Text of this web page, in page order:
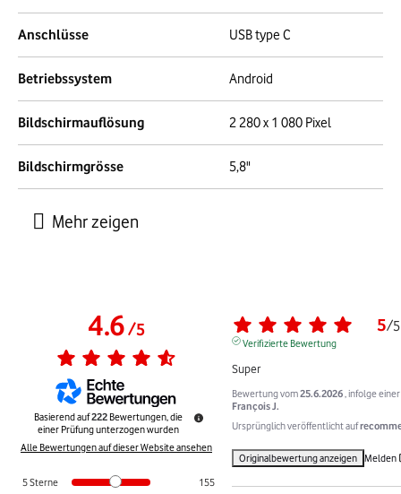
Anschlüsse USB type C
Betriebssystem Android
Bildschirmauflösung 2 280 x 1 080 Pixel
Bildschirmgrösse 5,8"
4.6/5
Basierend auf222 Bewertungen, die
einer Prüfung unterzogen wurden
Alle Bewertungen auf dieser Website ansehen
5Sterne
155
5/5
Verifizierte Bewertung
Super
Bewertung vom25.6.2026 , infolge
François J.
Ursprünglich veröffentlicht auf
Originalbewertung anzeigen Melden